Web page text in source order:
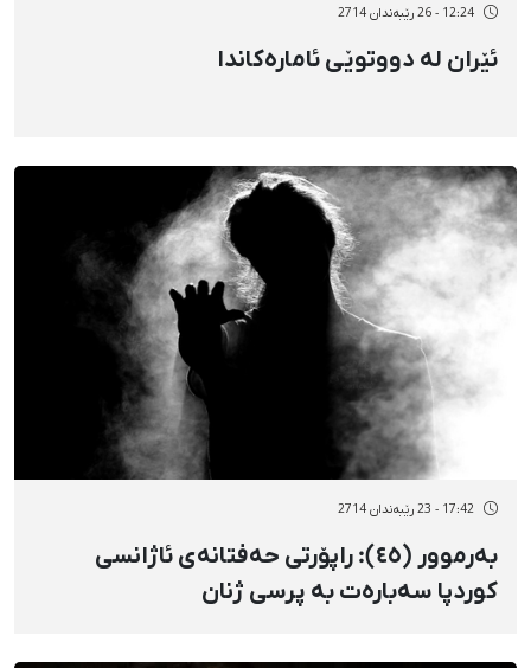
12:24 - 26 رێبەندان 2714
ئێران لە دووتوێی ئامارەكاندا
17:42 - 23 رێبەندان 2714
بەرموور (٤٥): راپۆرتی حەفتانەی ئاژانسی
کوردپا سەبارەت بە پرسی ژنان